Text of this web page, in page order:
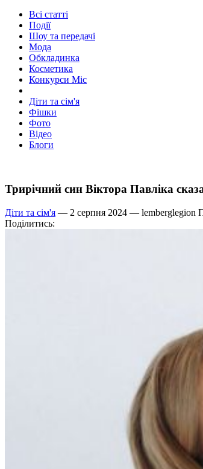
Всі статті
Події
Шоу та передачі
Мода
Обкладинка
Косметика
Конкурси Міс
Діти та сім'я
Фішки
Фото
Відео
Блоги
Трирічний син Віктора Павліка
Діти та сім'я — 2 серпня 2024 — lemberglegion
Поділитись: